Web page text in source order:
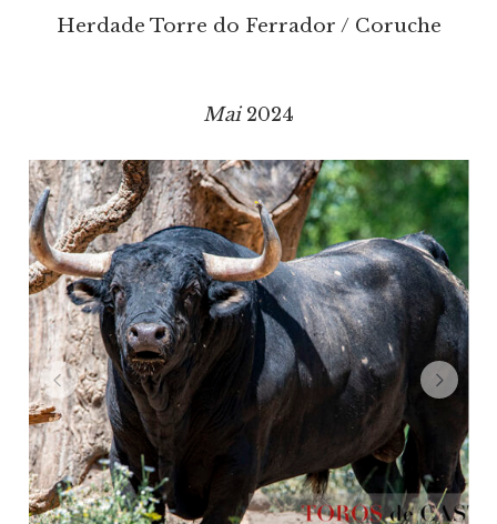
Herdade Torre do Ferrador / Coruche
Mai2024